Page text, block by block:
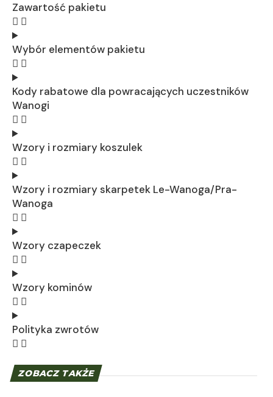
Zawartość pakietu
Wybór elementów pakietu
Kody rabatowe dla powracających uczestników
Wanogi
Wzory i rozmiary koszulek
Wzory i rozmiary skarpetek Le-Wanoga/Pra-
Wanoga
Wzory czapeczek
Wzory kominów
Polityka zwrotów
ZOBACZ TAKŻE